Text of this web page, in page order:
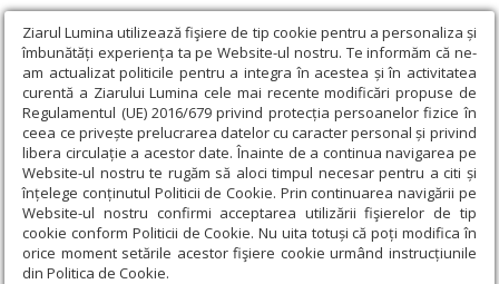
Ziarul Lumina utilizează fişiere de tip cookie pentru a personaliza și
îmbunătăți experiența ta pe Website-ul nostru. Te informăm că ne-
am actualizat politicile pentru a integra în acestea și în activitatea
curentă a Ziarului Lumina cele mai recente modificări propuse de
Regulamentul (UE) 2016/679 privind protecția persoanelor fizice în
ceea ce privește prelucrarea datelor cu caracter personal și privind
libera circulație a acestor date. Înainte de a continua navigarea pe
Website-ul nostru te rugăm să aloci timpul necesar pentru a citi și
înțelege conținutul Politicii de Cookie. Prin continuarea navigării pe
Website-ul nostru confirmi acceptarea utilizării fişierelor de tip
cookie conform Politicii de Cookie. Nu uita totuși că poți modifica în
orice moment setările acestor fişiere cookie urmând instrucțiunile
din Politica de Cookie.
Ziarul Lumina › Societate › Actualitate socială › Cutremure
slabe în zona seismică Vrancea
Cutremure slabe în zona seismică Vrancea